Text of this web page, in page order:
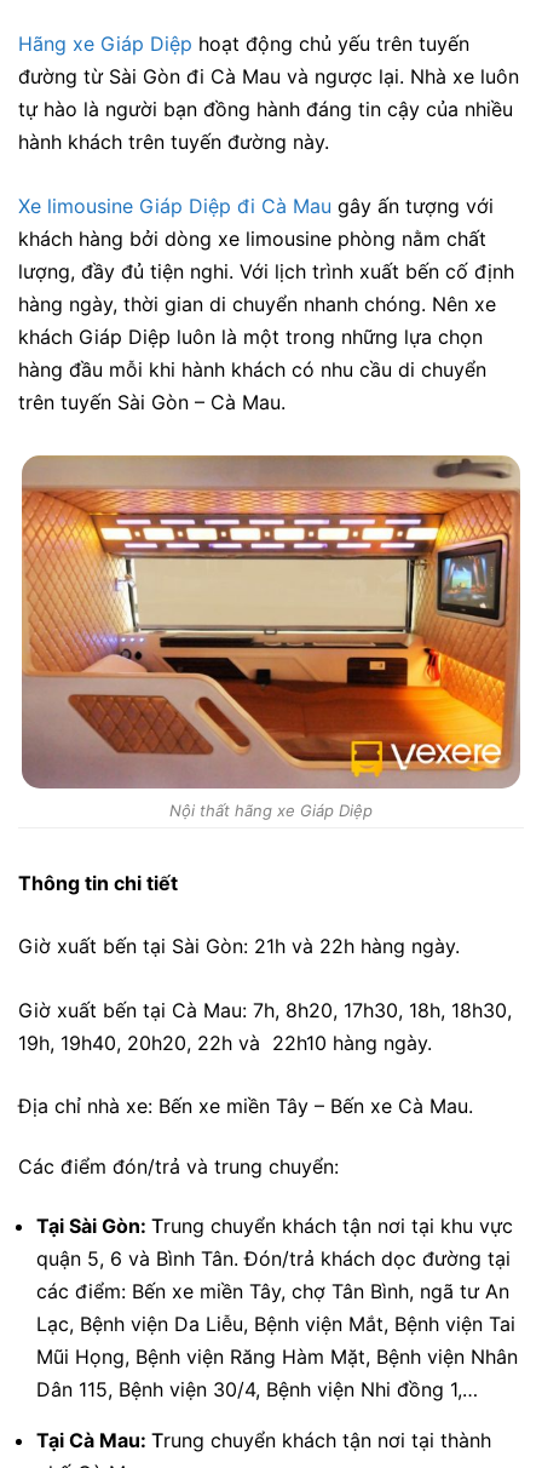
Hãng xe Giáp Diệp hoạt động chủ yếu trên tuyến
đường từ Sài Gòn đi Cà Mau và ngược lại. Nhà xe luôn
tự hào là người bạn đồng hành đáng tin cậy của nhiều
hành khách trên tuyến đường này.
Xe limousine Giáp Diệp đi Cà Mau gây ấn tượng với
khách hàng bởi dòng xe limousine phòng nằm chất
lượng, đầy đủ tiện nghi. Với lịch trình xuất bến cố định
hàng ngày, thời gian di chuyển nhanh chóng. Nên xe
khách Giáp Diệp luôn là một trong những lựa chọn
hàng đầu mỗi khi hành khách có nhu cầu di chuyển
trên tuyến Sài Gòn – Cà Mau.
Nội thất hãng xe Giáp Diệp
Thông tin chi tiết
Giờ xuất bến tại Sài Gòn: 21h và 22h hàng ngày.
Giờ xuất bến tại Cà Mau: 7h, 8h20, 17h30, 18h, 18h30,
19h, 19h40, 20h20, 22h và 22h10 hàng ngày.
Địa chỉ nhà xe: Bến xe miền Tây – Bến xe Cà Mau.
Các điểm đón/trả và trung chuyển:
Tại Sài Gòn: Trung chuyển khách tận nơi tại khu vực
quận 5, 6 và Bình Tân. Đón/trả khách dọc đường tại
các điểm: Bến xe miền Tây, chợ Tân Bình, ngã tư An
Lạc, Bệnh viện Da Liễu, Bệnh viện Mắt, Bệnh viện Tai
Mũi Họng, Bệnh viện Răng Hàm Mặt, Bệnh viện Nhân
Dân 115, Bệnh viện 30/4, Bệnh viện Nhi đồng 1,…
Tại Cà Mau: Trung chuyển khách tận nơi tại thành